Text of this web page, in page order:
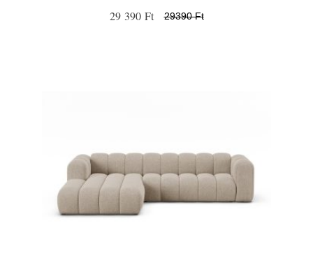
29 390 Ft 29390 Ft